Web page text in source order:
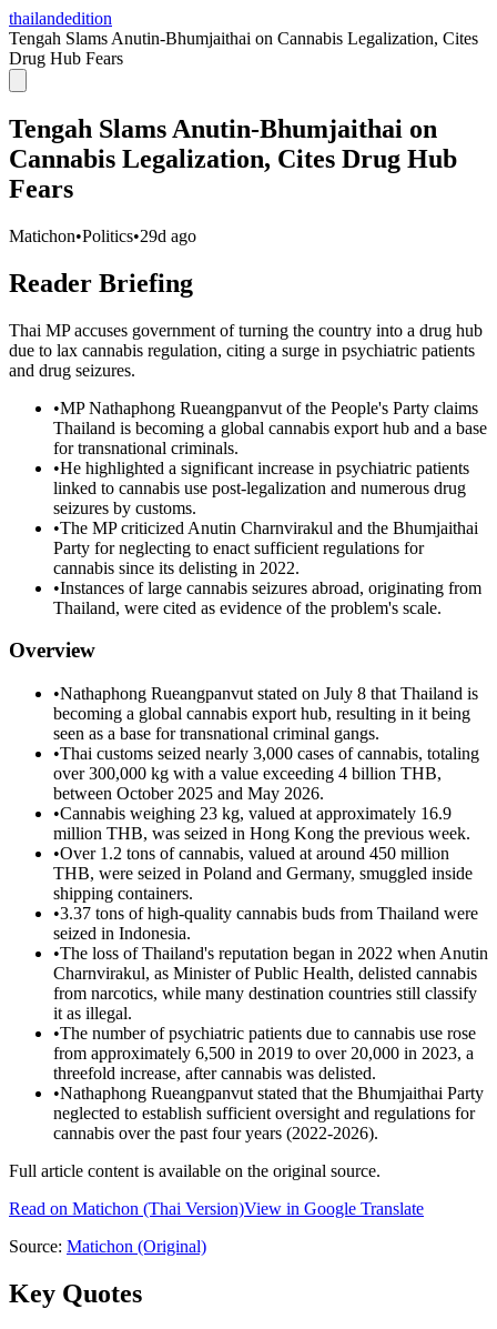
thailandedition
Tengah Slams Anutin-Bhumjaithai on Cannabis Legalization, Cites
Drug Hub Fears
Tengah Slams Anutin-Bhumjaithai on
Cannabis Legalization, Cites Drug Hub
Fears
Matichon•Politics•29d ago
Reader Briefing
Thai MP accuses government of turning the country into a drug hub
due to lax cannabis regulation, citing a surge in psychiatric patients
and drug seizures.
•MP Nathaphong Rueangpanvut of the People's Party claims
Thailand is becoming a global cannabis export hub and a base
for transnational criminals.
•He highlighted a significant increase in psychiatric patients
linked to cannabis use post-legalization and numerous drug
seizures by customs.
•The MP criticized Anutin Charnvirakul and the Bhumjaithai
Party for neglecting to enact sufficient regulations for
cannabis since its delisting in 2022.
•Instances of large cannabis seizures abroad, originating from
Thailand, were cited as evidence of the problem's scale.
Overview
•Nathaphong Rueangpanvut stated on July 8 that Thailand is
becoming a global cannabis export hub, resulting in it being
seen as a base for transnational criminal gangs.
•Thai customs seized nearly 3,000 cases of cannabis, totaling
over 300,000 kg with a value exceeding 4 billion THB,
between October 2025 and May 2026.
•Cannabis weighing 23 kg, valued at approximately 16.9
million THB, was seized in Hong Kong the previous week.
•Over 1.2 tons of cannabis, valued at around 450 million
THB, were seized in Poland and Germany, smuggled inside
shipping containers.
•3.37 tons of high-quality cannabis buds from Thailand were
seized in Indonesia.
•The loss of Thailand's reputation began in 2022 when Anutin
Charnvirakul, as Minister of Public Health, delisted cannabis
from narcotics, while many destination countries still classify
it as illegal.
•The number of psychiatric patients due to cannabis use rose
from approximately 6,500 in 2019 to over 20,000 in 2023, a
threefold increase, after cannabis was delisted.
•Nathaphong Rueangpanvut stated that the Bhumjaithai Party
neglected to establish sufficient oversight and regulations for
cannabis over the past four years (2022-2026).
Full article content is available on the original source.
Read on Matichon (Thai Version)View in Google Translate
Source: Matichon (Original)
Key Quotes